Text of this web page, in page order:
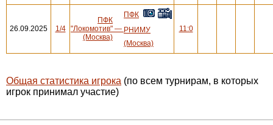
26.09.2025 1/4
ПФК
"Локомотив"
(Москва)
—
ПФК
РНИМУ
(Москва)
11:0
Общая статистика игрока (по всем турнирам, в которых
игрок принимал участие)